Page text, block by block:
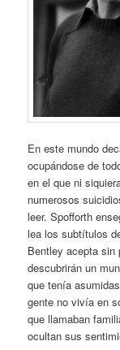
En este mundo
ocupándose de
en el que ni
numerosos
leer. Spofforth
lea los subtítulos
Bentley acepta
descubrirán un
que tenía
gente no vivía en
que llamaban
ocultan sus